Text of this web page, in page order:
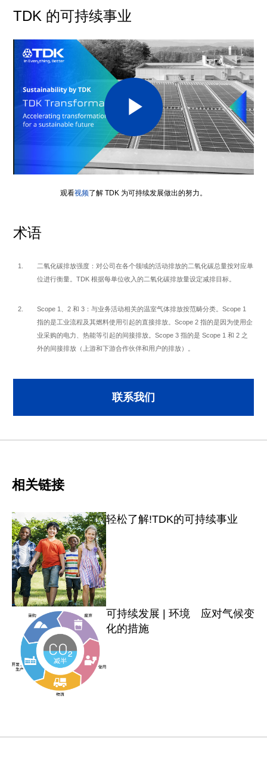
TDK 的可持续事业
P
l
y
V
o
观看视频了解 TDK 为可持续发展做出的努力。
术语
二氧化碳排放强度：对公司在各个领域的活动排放的二氧化碳总量按对应单
位进行衡量。TDK 根据每单位收入的二氧化碳排放量设定减排目标。
Scope 1、2 和 3：与业务活动相关的温室气体排放按范畴分类。Scope 1
指的是工业流程及其燃料使用引起的直接排放。Scope 2 指的是因为使用企
业采购的电力、热能等引起的间接排放。Scope 3 指的是 Scope 1 和 2 之
外的间接排放（上游和下游合作伙伴和用户的排放）。
联系我们
相关链接
轻松了解!TDK的可持续事业
可持续发展 | 环境 应对气候变
化的措施